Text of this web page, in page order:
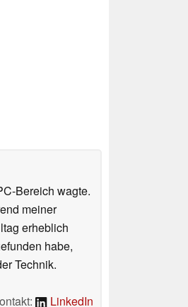
Bereich wagte.
meiner
erheblich
habe,
Technik.
LinkedIn